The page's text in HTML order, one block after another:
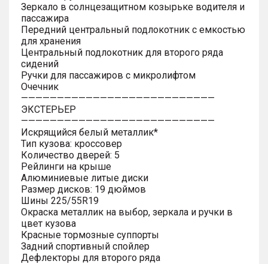
Зеркало в солнцезащитном козырьке водителя и
пассажира
Передний центральный подлокотник с емкостью
для хранения
Центральный подлокотник для второго ряда
сидений
Ручки для пассажиров с микролифтом
Очечник
———————————————————————————
ЭКСТЕРЬЕР
———————————————————————————
Искрящийся белый металлик*
Тип кузова: кроссовер
Количество дверей: 5
Рейлинги на крыше
Алюминиевые литые диски
Размер дисков: 19 дюймов
Шины 225/55R19
Окраска металлик на выбор, зеркала и ручки в
цвет кузова
Красные тормозные суппорты
Задний спортивный спойлер
Дефлекторы для второго ряда